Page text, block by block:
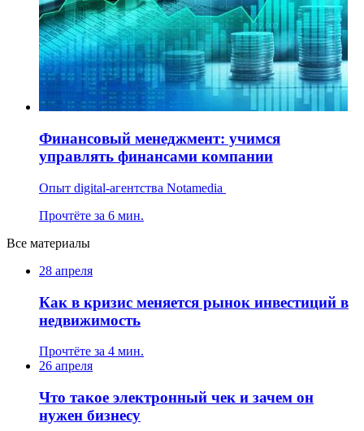
Финансовый менеджмент: учимся
управлять финансами компании
Опыт digital-агентства Notamedia
Прочтёте за 6 мин.
Все материалы
28 апреля
Как в кризис меняется рынок инвестиций в
недвижимость
Прочтёте за 4 мин.
26 апреля
Что такое электронный чек и зачем он
нужен бизнесу